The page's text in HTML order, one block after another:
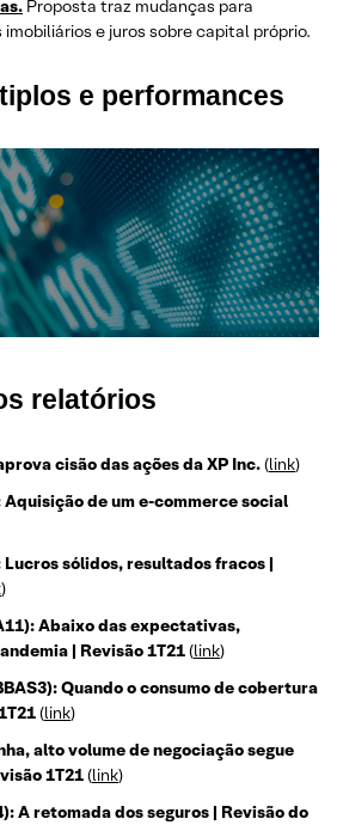
Proposta traz mudanças para
imobiliários e juros sobre capital próprio.
e performances
relatórios
cisão das ações da XP Inc.(link)
Aquisição de um e-commerce social
Lucros sólidos, resultados fracos |
)
Abaixo das expectativas,
| Revisão 1T21(link)
Quando o consumo de cobertura
(link)
alto volume de negociação segue
1T21(link)
A retomada dos seguros | Revisão do